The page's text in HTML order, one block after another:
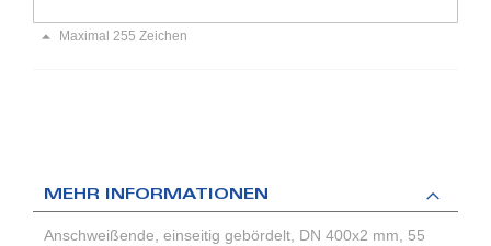
Maximal 255 Zeichen
MEHR INFORMATIONEN
Anschweißende, einseitig gebördelt, DN 400x2 mm, 55